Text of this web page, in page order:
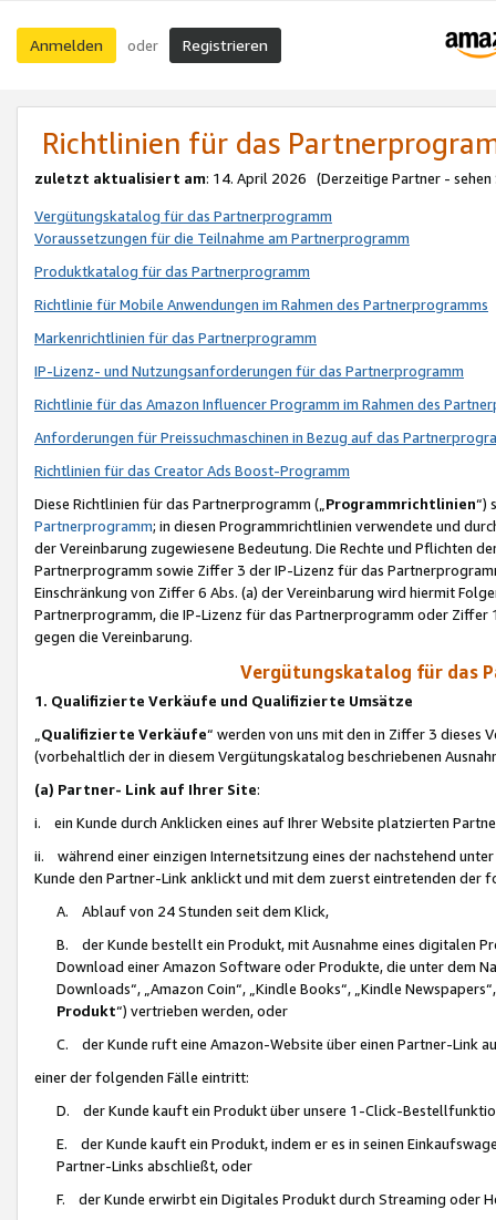
Anmelden oder Registrieren
Richtlinien für das
zuletzt aktualisiert am: 14. April 2026 (Derzeitige Partner - sehen
Vergütungskatalog für das Partnerprogramm
Voraussetzungen für die Teilnahme am Partnerprogramm
Produktkatalog für das Partnerprogramm
Richtlinie für Mobile Anwendungen im Rahmen des Partnerprogramms
Markenrichtlinien für das Partnerprogramm
IP-Lizenz- und Nutzungsanforderungen für das Partnerprogramm
Richtlinie für das Amazon Influencer Programm im Rahmen des
Anforderungen für Preissuchmaschinen in Bezug auf das
Richtlinien für das Creator Ads Boost-Programm
Diese Richtlinien für das Partnerprogramm („Programmrichtlinien“)
Partnerprogramm; in diesen Programmrichtlinien verwendete und
der Vereinbarung zugewiesene Bedeutung. Die Rechte und Pflichten
Partnerprogramm sowie Ziffer 3 der IP-Lizenz für das
Einschränkung von Ziffer 6 Abs. (a) der Vereinbarung wird hiermit
Partnerprogramm, die IP-Lizenz für das Partnerprogramm oder
gegen die Vereinbarung.
Vergütungskatalog für das
1. Qualifizierte Verkäufe und Qualifizierte Umsätze
Qualifizierte Verkäufe“ werden von uns mit den in Ziffer 3
(vorbehaltlich der in diesem Vergütungskatalog beschriebenen
(a) Partner- Link auf Ihrer Site:
i. ein Kunde durch Anklicken eines auf Ihrer Website platzierten
ii. während einer einzigen Internetsitzung eines der nachstehend
Kunde den Partner-Link anklickt und mit dem zuerst eintretenden der
A. Ablauf von 24 Stunden seit dem Klick,
B. der Kunde bestellt ein Produkt, mit Ausnahme eines digitalen
Download einer Amazon Software oder Produkte, die unter dem
Downloads“, „Amazon Coin“, „Kindle Books“, „Kindle
Produkt“) vertrieben werden, oder
C. der Kunde ruft eine Amazon-Website über einen Partner-Link
einer der folgenden Fälle eintritt:
D. der Kunde kauft ein Produkt über unsere 1-Click-
E. der Kunde kauft ein Produkt, indem er es in seinen
Partner-Links abschließt, oder
F. der Kunde erwirbt ein Digitales Produkt durch Streaming oder